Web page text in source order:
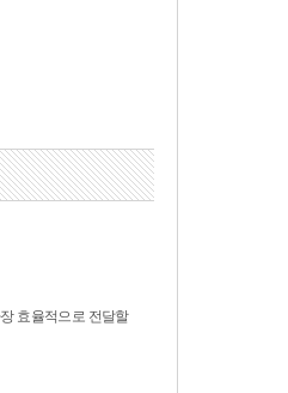
효율적으로 전달할